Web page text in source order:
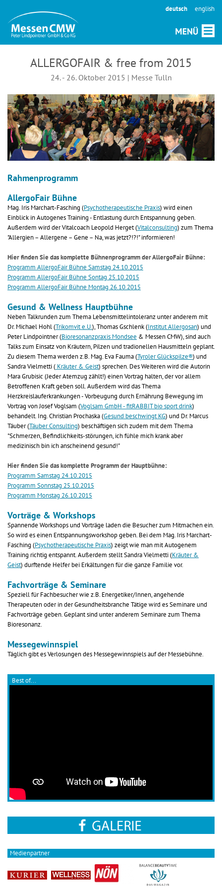
deutsch english
ALLERGOFAIR & free from 2015
24. - 26. Oktober 2015 | Messe Tulln
Rahmenprogramm
AllergoFair Bühne
Mag. Iris Marchart-Fasching (Psychotherapeutische Praxis) wird einen
Einblick in Autogenes Training - Entlastung durch Entspannung geben.
Außerdem wird der Vitalcoach Leopold Herget (Vitalconsulting) zum Thema
"Allergien – Allergene – Gene – Na, was jetzt?!?!" informieren!
Hier finden Sie das komplette Bühnenprogramm der AllergoFair Bühne:
Programm AllergoFair Bühne Samstag 24.10.2015
Programm AllergoFair Bühne Sontag 25.10.2015
Programm AllergoFair Bühne Montag 26.10.2015
Gesund & Wellness Hauptbühne
Neben Talkrunden zum Thema Lebensmittelintoleranz unter anderem mit
Dr. Michael Hohl (Trikomvit e.U.), Thomas Gschlenk (Institut Allergosan) und
Peter Lindpointner (Bioresonanzpraxis Mondsee & Messen CMW), sind auch
Talks zum Einsatz von Kräutern, Pilzen und tradionellen Hausmitteln geplant.
Zu diesem Thema werden z.B. Mag. Eva Fauma (Tyroler Glückspilze®) und
Sandra Vielmetti ( Kräuter & Geist) sprechen. Des Weiteren wird die Autorin
Mara Grubisic (Jeder Atemzug zählt!) einen Vortrag halten, der vor allem
Betroffenen Kraft geben soll. Außerdem wird das Thema
Herzkreislauferkrankungen - Vorbeugung durch Ernährung Bewegung im
Vortrag von Josef Voglsam (Voglsam GmbH - fitRABBIT bio sport drink)
behandelt. Ing. Christian Prochaska (Gesund beschwingt KG) und Dr. Marcus
Täuber (Täuber Consulting) beschäftigen sich zudem mit dem Thema
"Schmerzen, Befindlichkeits-störungen, ich fühle mich krank aber
medizinisch bin ich anscheinend gesund!"
Hier finden Sie das komplette Programm der Hauptbühne:
Programm Samstag 24.10.2015
Programm Sonnstag 25.10.2015
Programm Monstag 26.10.2015
Vorträge & Workshops
Spannende Workshops und Vorträge laden die Besucher zum Mitmachen ein.
So wird es einen Entspannungsworkshop geben. Bei dem Mag. Iris Marchart-
Fasching (Psychotherapeutische Praxis) zeigt wie man mit Autogenem
Training richtig entspannt. Außerdem stellt Sandra Vielmetti (Kräuter &
Geist) durftende Helfer bei Erkältungen für die ganze Familie vor.
Fachvorträge & Seminare
Speziell für Fachbesucher wie z.B. Energetiker/Innen, angehende
Therapeuten oder in der Gesundheitsbranche Tätige wird es Seminare und
Fachvorträge geben. Geplant sind unter anderem Seminare zum Thema
Bioresonanz.
Messegewinnspiel
Täglich gibt es Verlosungen des Messegewinnspiels auf der Messebühne.
Best of...
Medienpartner